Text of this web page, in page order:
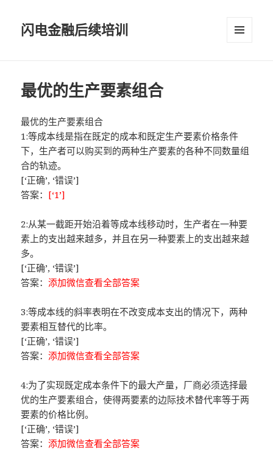
闪电金融后续培训
最优的生产要素组合
最优的生产要素组合
1:等成本线是指在既定的成本和既定生产要素价格条件
下，生产者可以购买到的两种生产要素的各种不同数量组
合的轨迹。
[‘正确’, ‘错误’]
答案： [‘1’]
2:从某一截距开始沿着等成本线移动时，生产者在一种要
素上的支出越来越多，并且在另一种要素上的支出越来越
多。
[‘正确’, ‘错误’]
答案：添加微信查看全部答案
3:等成本线的斜率表明在不改变成本支出的情况下，两种
要素相互替代的比率。
[‘正确’, ‘错误’]
答案：添加微信查看全部答案
4:为了实现既定成本条件下的最大产量，厂商必须选择最
优的生产要素组合，使得两要素的边际技术替代率等于两
要素的价格比例。
[‘正确’, ‘错误’]
答案：添加微信查看全部答案